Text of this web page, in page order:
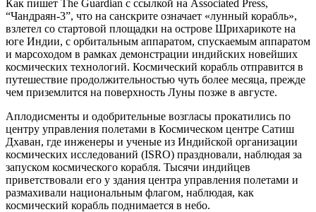
Как пишет The Guardian с ссылкой на Associated Press,
“Чандраян-3”, что на санскрите означает «лунный корабль»,
взлетел со стартовой площадки на острове Шрихарикоте на
юге Индии, с орбитальным аппаратом, спускаемым аппаратом
и марсоходом в рамках демонстрации индийских новейших
космических технологий. Космический корабль отправится в
путешествие продолжительностью чуть более месяца, прежде
чем приземлится на поверхность Луны позже в августе.
Аплодисменты и одобрительные возгласы прокатились по
центру управления полетами в Космическом центре Сатиш
Дхаван, где инженеры и ученые из Индийской организации
космических исследований (ISRO) праздновали, наблюдая за
запуском космического корабля. Тысячи индийцев
приветствовали его у здания центра управления полетами и
размахивали национальным флагом, наблюдая, как
космический корабль поднимается в небо.